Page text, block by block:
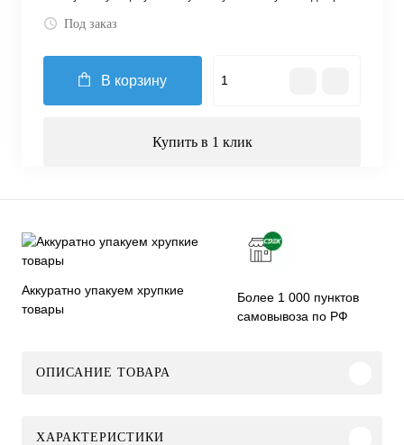
Под заказ
В корзину
Купить в 1 клик
Аккуратно упакуем хрупкие
товары
Более 1 000 пунктов
самовывоза по РФ
ОПИСАНИЕ ТОВАРА
ХАРАКТЕРИСТИКИ